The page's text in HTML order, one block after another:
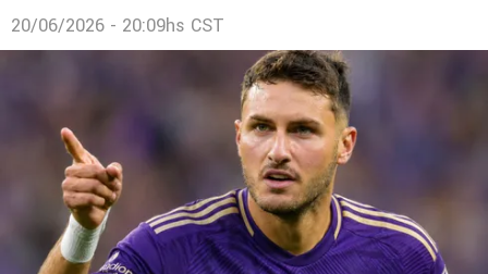
20/06/2026 - 20:09hs CST